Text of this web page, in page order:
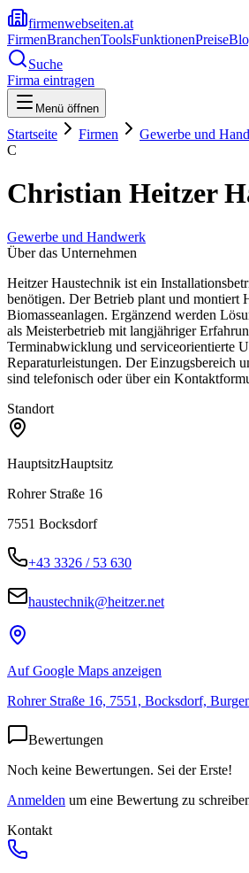
firmenwebseiten.at
FirmenBranchenToolsFunktionenPreise
Suche
Firma eintragen
Menü öffnen
Startseite Firmen Gewerbe und
C
Christian Heitzer
Gewerbe und Handwerk
Über das Unternehmen
Heitzer Haustechnik ist ein
benötigen. Der Betrieb plant und montiert
Biomasseanlagen. Ergänzend werden
als Meisterbetrieb mit langjähriger
Terminabwicklung und serviceorientierte
Reparaturleistungen. Der Einzugsbereich
sind telefonisch oder über ein
Standort
HauptsitzHauptsitz
Rohrer Straße 16
7551 Bocksdorf
+43 3326 / 53 630
haustechnik@heitzer.net
Auf Google Maps anzeigen
Rohrer Straße 16, 7551, Bocksdorf,
Bewertungen
Noch keine Bewertungen. Sei der Erste!
Anmelden um eine Bewertung zu
Kontakt